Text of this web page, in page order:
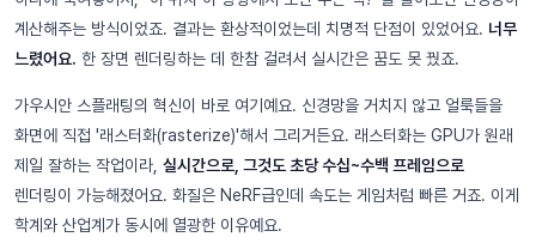
계산해주는 방식이었죠. 결과는 환상적이었는데 치명적 단점이 있었어요. 너무
느렸어요. 한 장면 렌더링하는 데 한참 걸려서 실시간은 꿈도 못 꿨죠.
가우시안 스플래팅의 혁신이 바로 여기예요. 신경망을 거치지 않고 얼룩들을
화면에 직접 '래스터화(rasterize)'해서 그리거든요. 래스터화는 GPU가 원래
제일 잘하는 작업이라, 실시간으로, 그것도 초당 수십~수백 프레임으로
렌더링이 가능해졌어요. 화질은 NeRF급인데 속도는 게임처럼 빠른 거죠. 이게
학계와 산업계가 동시에 열광한 이유예요.